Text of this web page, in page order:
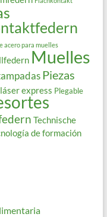
acero para muelles
Muelles
Piezas
express Plegable
Technische
de formación